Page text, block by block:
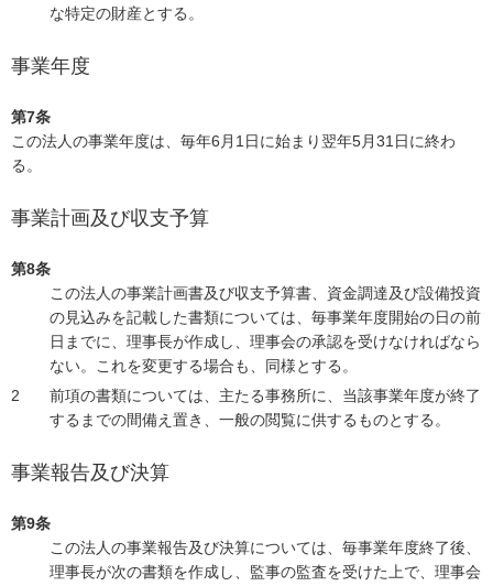
な特定の財産とする。
事業年度
第7条
この法人の事業年度は、毎年6月1日に始まり翌年5月31日に終わ
る。
事業計画及び収支予算
第8条
この法人の事業計画書及び収支予算書、資金調達及び設備投資
の見込みを記載した書類については、毎事業年度開始の日の前
日までに、理事長が作成し、理事会の承認を受けなければなら
ない。これを変更する場合も、同様とする。
前項の書類については、主たる事務所に、当該事業年度が終了
するまでの間備え置き、一般の閲覧に供するものとする。
事業報告及び決算
第9条
この法人の事業報告及び決算については、毎事業年度終了後、
理事長が次の書類を作成し、監事の監査を受けた上で、理事会